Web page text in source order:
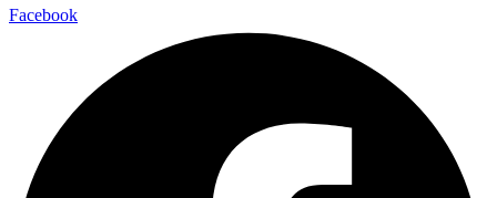
Facebook